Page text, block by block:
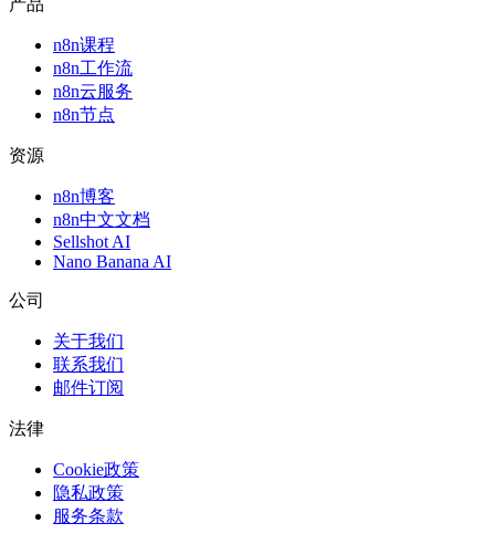
n8n课程
n8n工作流
n8n云服务
n8n节点
资源
n8n博客
n8n中文文档
Sellshot AI
Nano Banana AI
公司
关于我们
联系我们
邮件订阅
法律
Cookie政策
隐私政策
服务条款